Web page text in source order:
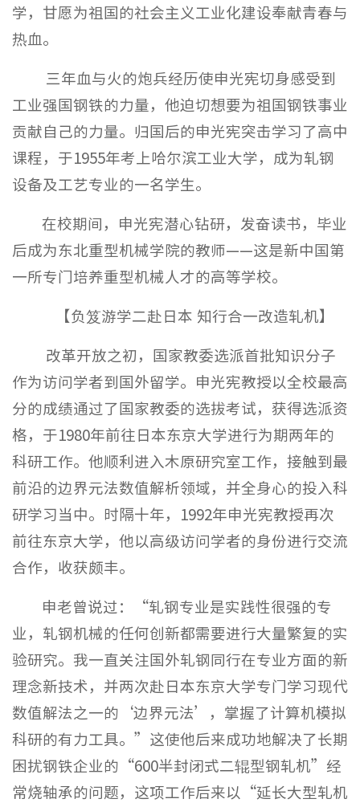
学，甘愿为祖国的社会主义工业化建设奉献青春与
热血。
三年血与火的炮兵经历使申光宪切身感受到
工业强国钢铁的力量，他迫切想要为祖国钢铁事业
贡献自己的力量。归国后的申光宪突击学习了高中
课程，于1955年考上哈尔滨工业大学，成为轧钢
设备及工艺专业的一名学生。
在校期间，申光宪潜心钻研，发奋读书，毕业
后成为东北重型机械学院的教师——这是新中国第
一所专门培养重型机械人才的高等学校。
【负笈游学二赴日本 知行合一改造轧机】
改革开放之初，国家教委选派首批知识分子
作为访问学者到国外留学。申光宪教授以全校最高
分的成绩通过了国家教委的选拔考试，获得选派资
格，于1980年前往日本东京大学进行为期两年的
科研工作。他顺利进入木原研究室工作，接触到最
前沿的边界元法数值解析领域，并全身心的投入科
研学习当中。时隔十年，1992年申光宪教授再次
前往东京大学，他以高级访问学者的身份进行交流
合作，收获颇丰。
申老曾说过：“轧钢专业是实践性很强的专
业，轧钢机械的任何创新都需要进行大量繁复的实
验研究。我一直关注国外轧钢同行在专业方面的新
理念新技术，并两次赴日本东京大学专门学习现代
数值解法之一的‘边界元法’，掌握了计算机模拟
科研的有力工具。”这使他后来成功地解决了长期
困扰钢铁企业的“600半封闭式二辊型钢轧机”经
常烧轴承的问题，这项工作后来以“延长大型轧机